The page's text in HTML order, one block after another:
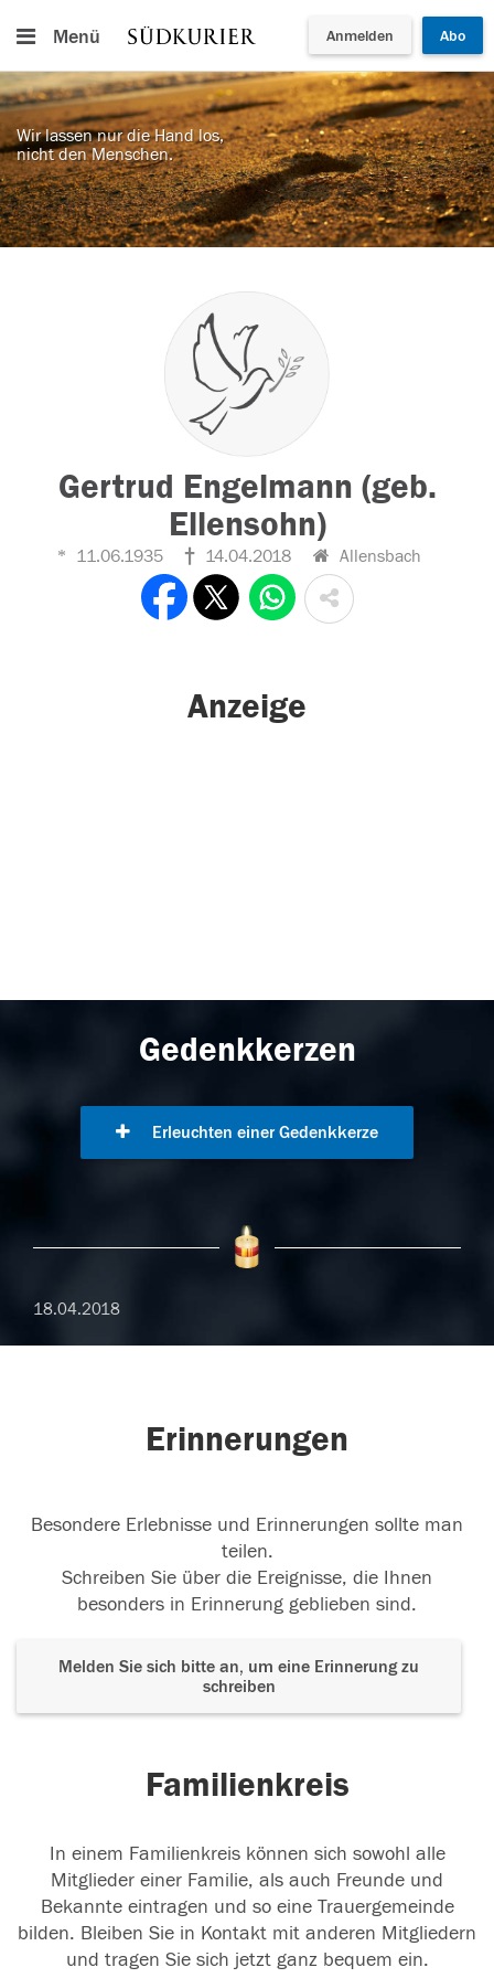
Menü Anmelden Abo
Wir lassen nur die Hand los,
nicht den Menschen.
Gertrud Engelmann (geb.
Ellensohn)
11.06.1935 14.04.2018 Allensbach
Anzeige
Gedenkkerzen
Erleuchten einer Gedenkkerze
18.04.2018
Erinnerungen
Besondere Erlebnisse und Erinnerungen sollte man
teilen.
Schreiben Sie über die Ereignisse, die Ihnen
besonders in Erinnerung geblieben sind.
Melden Sie sich bitte an, um eine Erinnerung zu
schreiben
Familienkreis
In einem Familienkreis können sich sowohl alle
Mitglieder einer Familie, als auch Freunde und
Bekannte eintragen und so eine Trauergemeinde
bilden. Bleiben Sie in Kontakt mit anderen Mitgliedern
und tragen Sie sich jetzt ganz bequem ein.